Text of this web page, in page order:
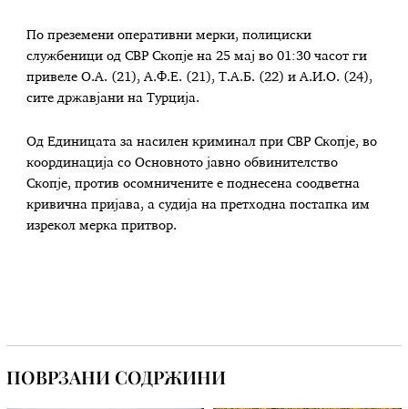
По преземени оперативни мерки, полициски
службеници од СВР Скопје на 25 мај во 01:30 часот ги
привеле О.А. (21), А.Ф.Е. (21), Т.А.Б. (22) и А.И.О. (24),
сите државјани на Турција.
Од Единицата за насилен криминал при СВР Скопје, во
координација со Основното јавно обвинителство
Скопје, против осомничените е поднесена соодветна
кривична пријава, а судија на претходна постапка им
изрекол мерка притвор.
ПОВРЗАНИ СОДРЖИНИ